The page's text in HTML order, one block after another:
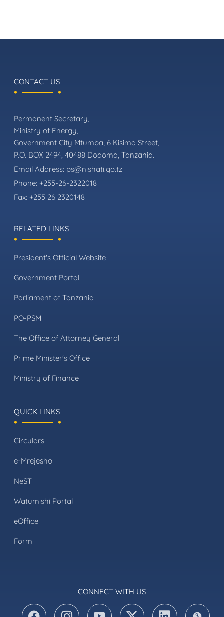
CONTACT US
Permanent Secretary,
Ministry of Energy,
Government City Mtumba, 6 Kisima Street,
P.O. BOX 2494, 40488 Dodoma, Tanzania.
Email Address: ps@nishati.go.tz
Phone: +255-26-2322018
Fax: +255 26 2320148
RELATED LINKS
President's Official Website
Government Portal
Parliament of Tanzania
PO-PSM
The Office of Attorney General
Prime Minister's Office
Ministry of Finance
QUICK LINKS
Circulars
e-Mrejesho
NeST
Watumishi Portal
eOffice
Form
CONNECT WITH US